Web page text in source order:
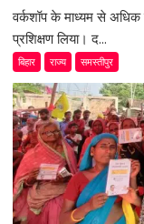
वर्कशॉप के माध्यम से
प्रशिक्षण लिया। द...
बिहार राज्य समस्तीपुर